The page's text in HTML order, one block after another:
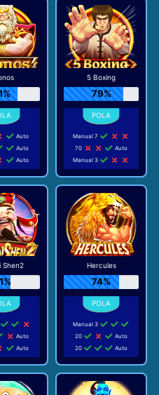
Auto
Auto
Auto
5 Boxing
79%
Manual 7
70
Auto
Manual 3
Shen2
Auto
Auto
Hercules
74%
Manual 3
20
Auto
20
Auto